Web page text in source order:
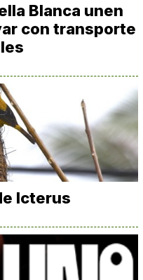
Blanca unen
con transporte
Icterus